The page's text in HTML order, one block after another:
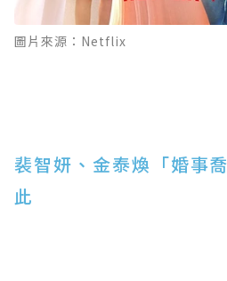
圖片來源：Netflix
裴智妍、金泰煥「婚事
此